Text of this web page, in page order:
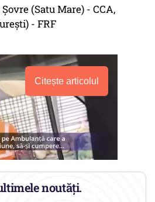
(Satu Mare) - CCA,
- FRF
Citește articolul
noutăți.